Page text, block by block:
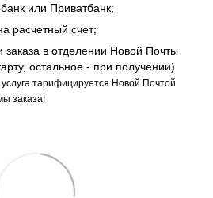
или Приватбанк;
расчетный счет;
в отделении Новой Почты
остальное - при получении)
тарифицируется Новой Почтой
заказа!